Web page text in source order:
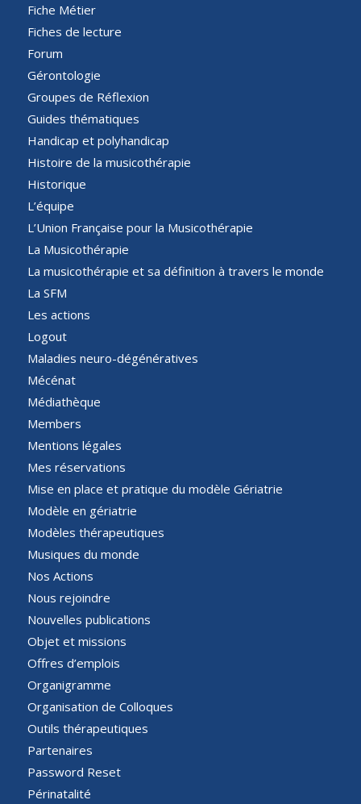
Fiche Métier
Fiches de lecture
Forum
Gérontologie
Groupes de Réflexion
Guides thématiques
Handicap et polyhandicap
Histoire de la musicothérapie
Historique
L’équipe
L’Union Française pour la Musicothérapie
La Musicothérapie
La musicothérapie et sa définition à travers le monde
La SFM
Les actions
Logout
Maladies neuro-dégénératives
Mécénat
Médiathèque
Members
Mentions légales
Mes réservations
Mise en place et pratique du modèle Gériatrie
Modèle en gériatrie
Modèles thérapeutiques
Musiques du monde
Nos Actions
Nous rejoindre
Nouvelles publications
Objet et missions
Offres d’emplois
Organigramme
Organisation de Colloques
Outils thérapeutiques
Partenaires
Password Reset
Périnatalité